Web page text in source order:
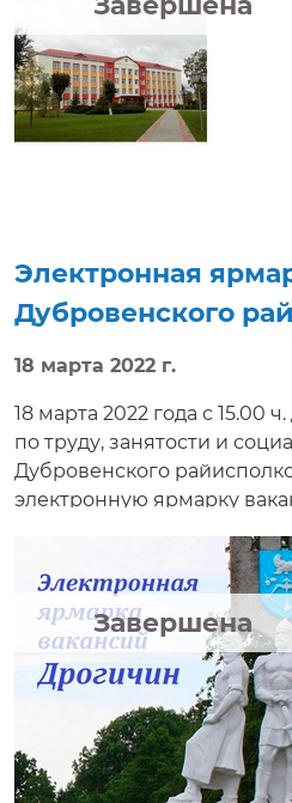
Электронная
Дубровенского
18 марта 2022 г.
18 марта 2022 года с 15.00
по труду, занятости и
Дубровенского
электронную ярмарку
работ будет предложено
вакансиями,
условиями труда, а также
вопросы, направить
электронную
собеседование в режиме
Электронная ярмарка
сайте http://e-vacancy.by
услуга предлагается всем
Завершена